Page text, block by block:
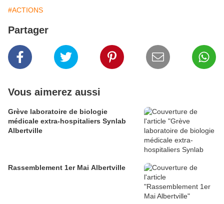
#ACTIONS
Partager
Vous aimerez aussi
Grève laboratoire de biologie
médicale extra-hospitaliers Synlab
Albertville
Rassemblement 1er Mai Albertville